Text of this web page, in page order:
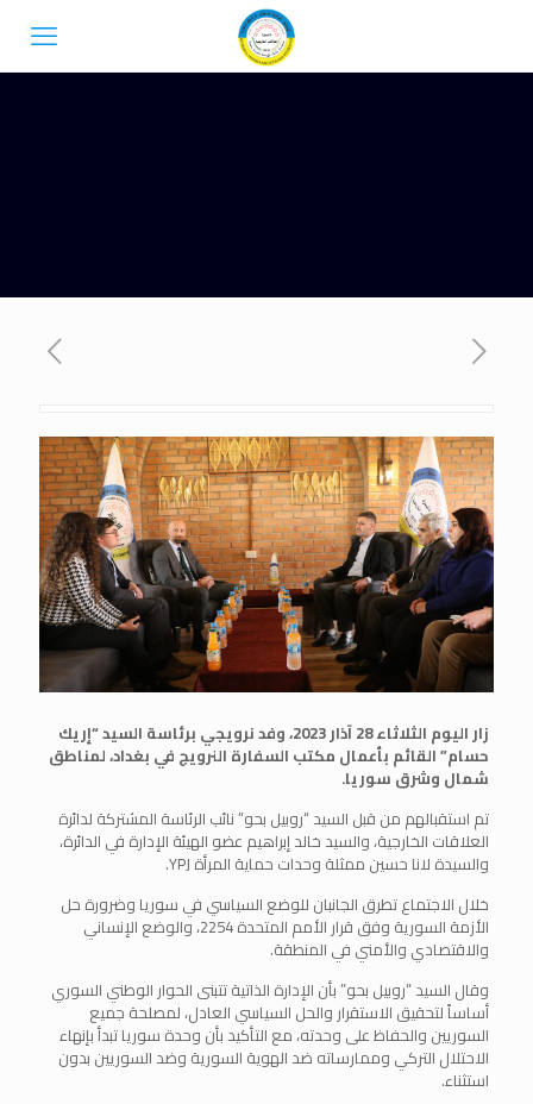
زار اليوم الثلاثاء 28 آذار 2023، وفد نرويجي برئاسة السيد “إريك
حسام” القائم بأعمال مكتب السفارة النرويج في بغداد، لمناطق
شمال وشرق سوريا.
تم استقبالهم من قبل السيد “روبيل بحو” نائب الرئاسة المشتركة لدائرة
العلاقات الخارجية، والسيد خالد إبراهيم عضو الهيئة الإدارة في الدائرة،
والسيدة لانا حسين ممثلة وحدات حماية المرأة YPJ.
خلال الاجتماع تطرق الجانبان للوضع السياسي في سوريا وضرورة حل
الأزمة السورية وفق قرار الأمم المتحدة 2254، والوضع الإنساني
والاقتصادي والأمني في المنطقة.
وقال السيد “روبيل بحو” بأن الإدارة الذاتية تتبنى الحوار الوطني السوري
أساساً لتحقيق الاستقرار والحل السياسي العادل، لمصلحة جميع
السوريين والحفاظ على وحدته، مع التأكيد بأن وحدة سوريا تبدأ بإنهاء
الاحتلال التركي وممارساته ضد الهوية السورية وضد السوريين بدون
استثناء.